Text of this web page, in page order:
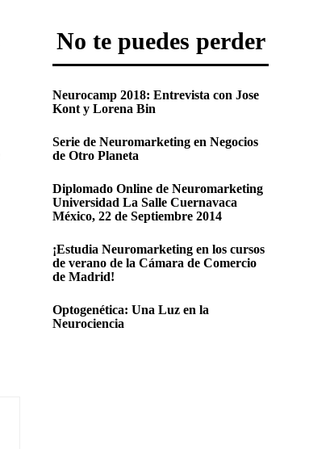
No te puedes perder
Neurocamp 2018: Entrevista con Jose
Kont y Lorena Bin
Serie de Neuromarketing en Negocios
de Otro Planeta
Diplomado Online de Neuromarketing
Universidad La Salle Cuernavaca
México, 22 de Septiembre 2014
¡Estudia Neuromarketing en los cursos
de verano de la Cámara de Comercio
de Madrid!
Optogenética: Una Luz en la
Neurociencia